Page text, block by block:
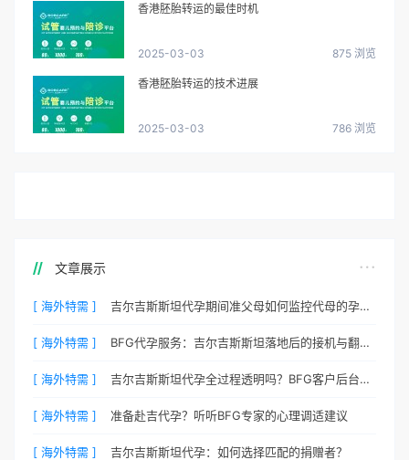
香港胚胎转运的最佳时机
2025-03-03 875 浏览
香港胚胎转运的技术进展
2025-03-03 786 浏览
文章展示
[ 海外特需 ] 吉尔吉斯斯坦代孕期间准父母如何监控代母的孕期状态？
[ 海外特需 ] BFG代孕服务：吉尔吉斯斯坦落地后的接机与翻译安排
[ 海外特需 ] 吉尔吉斯斯坦代孕全过程透明吗？BFG客户后台详解
[ 海外特需 ] 准备赴吉代孕？听听BFG专家的心理调适建议
[ 海外特需 ] 吉尔吉斯斯坦代孕：如何选择匹配的捐赠者？